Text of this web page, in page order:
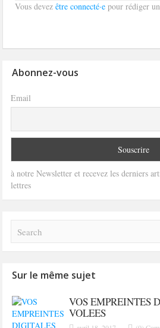
Vous devezêtre connecté·e pour rédiger
Abonnez-vous
Email
à notre Newsletter et recevez les derniers
lettres
Sur le même sujet
VOS EMPREINTES
VOLEES